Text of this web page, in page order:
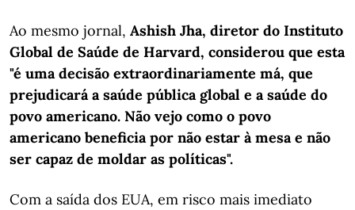
Ao mesmo jornal, Ashish Jha, diretor do Instituto
Global de Saúde de Harvard, considerou que esta
"é uma decisão extraordinariamente má, que
prejudicará a saúde pública global e a saúde do
povo americano. Não vejo como o povo
americano beneficia por não estar à mesa e não
ser capaz de moldar as políticas".
Com a saída dos EUA, em risco mais imediato